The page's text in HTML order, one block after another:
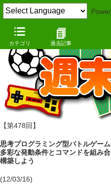
カテゴリ 過去記事
【第478回】
思考プログラミング型バトルゲー
多彩な発動条件とコマンドを組み
構築しよう
(12/03/16)